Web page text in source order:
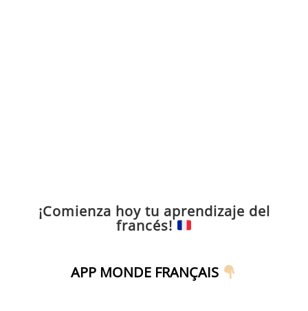
¡Comienza hoy tu aprendizaje del
francés!
APP MONDE FRANÇAIS